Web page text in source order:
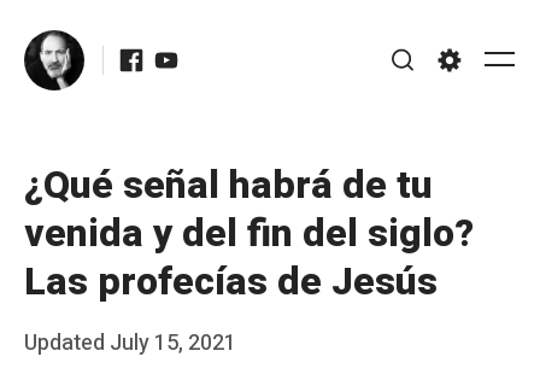
content
Facebook
Youtube
¿Qué señal habrá de tu
venida y del fin del siglo?
Las profecías de Jesús
Posted
Updated July 15, 2021
b